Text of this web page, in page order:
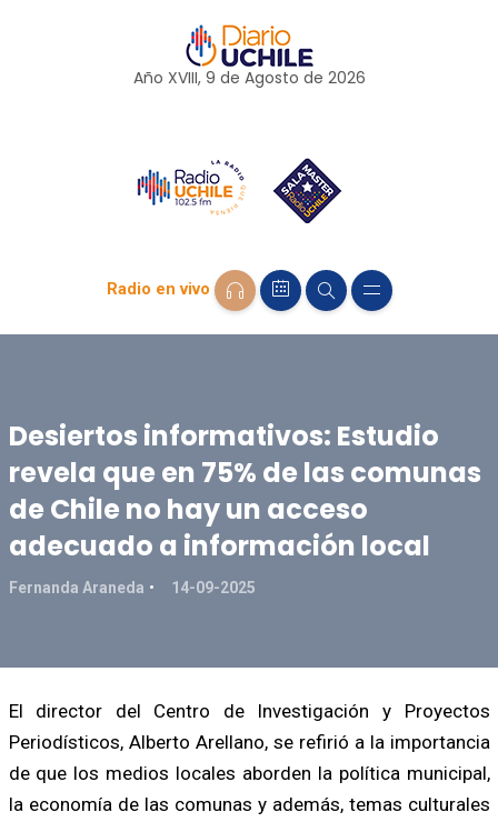
Año XVIII, 9 de Agosto de 2026
Radio en vivo
Desiertos informativos: Estudio
revela que en 75% de las comunas
de Chile no hay un acceso
adecuado a información local
Fernanda Araneda 14-09-2025
El director del Centro de Investigación y Proyectos
Periodísticos, Alberto Arellano, se refirió a la importancia
de que los medios locales aborden la política municipal,
la economía de las comunas y además, temas culturales